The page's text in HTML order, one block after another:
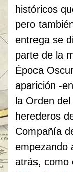
históricos
pero
entrega se
parte de la
Época
aparición -
la Orden
herederos
Compañía
empezando
atrás, como